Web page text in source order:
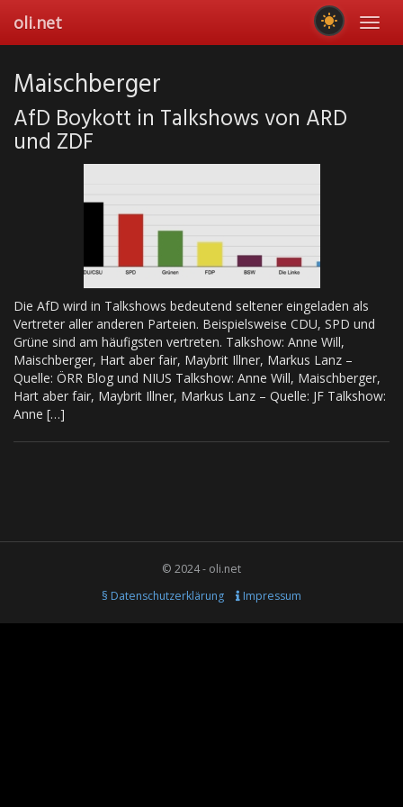
main
oli.net
Maischberger
AfD Boykott in Talkshows von ARD
und ZDF
Die AfD wird in Talkshows bedeutend seltener eingeladen als
Vertreter aller anderen Parteien. Beispielsweise CDU, SPD und
Grüne sind am häufigsten vertreten. Talkshow: Anne Will,
Maischberger, Hart aber fair, Maybrit Illner, Markus Lanz –
Quelle: ÖRR Blog und NIUS Talkshow: Anne Will, Maischberger,
Hart aber fair, Maybrit Illner, Markus Lanz – Quelle: JF Talkshow:
Anne […]
© 2024 - oli.net
§ Datenschutzerklärung
Impressum